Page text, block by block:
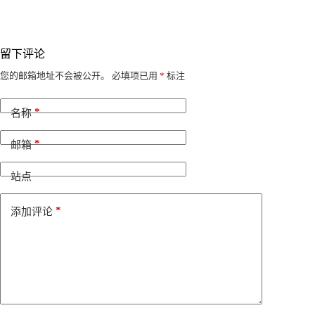
留下评论
您的邮箱地址不会被公开。 必填项已用 * 标注
名称*
邮箱*
站点
添加评论 *
A
t
e
t
i